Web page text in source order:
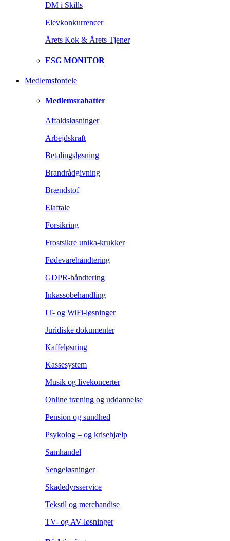
DM i Skills
Elevkonkurrencer
Årets Kok & Årets Tjener
ESG MONITOR
Medlemsfordele
Medlemsrabatter
Affaldsløsninger
Arbejdskraft
Betalingsløsning
Brandrådgivning
Brændstof
Elaftale
Forsikring
Frostsikre unika-krukker
Fødevarehåndtering
GDPR-håndtering
Inkassobehandling
IT- og WiFi-løsninger
Juridiske dokumenter
Kaffeløsning
Kassesystem
Musik og livekoncerter
Online træning og uddannelse
Pension og sundhed
Psykolog – og krisehjælp
Samhandel
Sengeløsninger
Skadedyrsservice
Tekstil og merchandise
TV- og AV-løsninger